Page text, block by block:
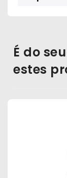
É do
estes